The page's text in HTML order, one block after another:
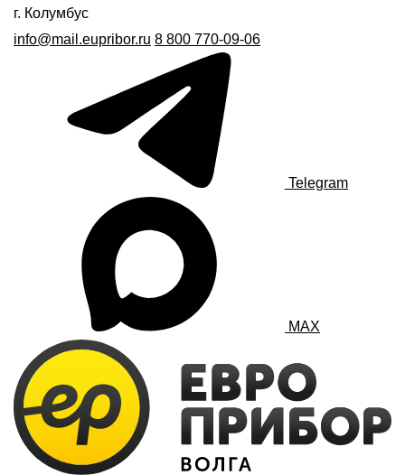
г. Колумбус
info@mail.eupribor.ru 8 800 770-09-06
Telegram
MAX